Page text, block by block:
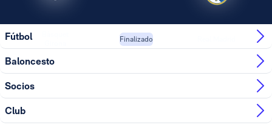
Finalizado
Fútbol
Baloncesto
Socios
Club